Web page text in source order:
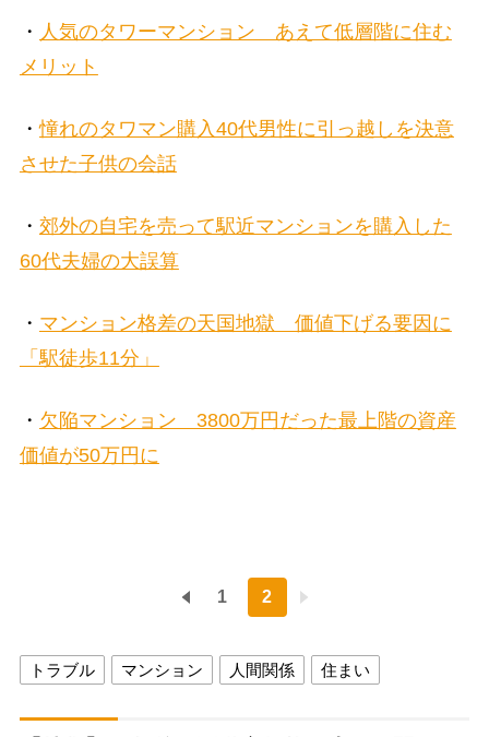
・ 人気のタワーマンション あえて低層階に住む
メリット
・憧れのタワマン購入40代男性に引っ越しを決意
させた子供の会話
・ 郊外の自宅を売って駅近マンションを購入した
60代夫婦の大誤算
・ マンション格差の天国地獄 価値下げる要因に
「駅徒歩11分」
・ 欠陥マンション 3800万円だった最上階の資産
価値が50万円に
1 2
トラブル マンション 人間関係 住まい